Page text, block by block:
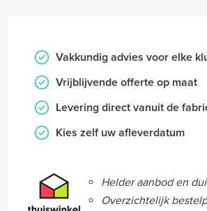
Vakkundig advies voor elke
Vrijblijvende offerte op maat
Levering direct vanuit de
Kies zelf uw afleverdatum
Helder aanbod en
Overzichtelijk